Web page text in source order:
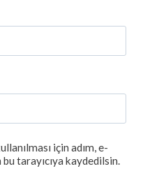
için adım, e-
tarayıcıya kaydedilsin.